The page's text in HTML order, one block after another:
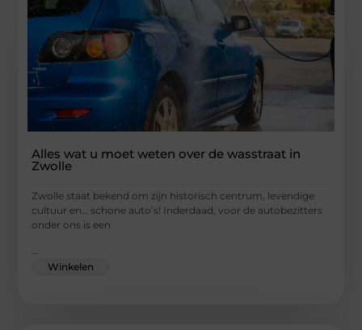
Alles wat u moet weten over de wasstraat in
Zwolle
Zwolle staat bekend om zijn historisch centrum, levendige
cultuur en… schone auto’s! Inderdaad, voor de autobezitters
onder ons is een
...
Winkelen